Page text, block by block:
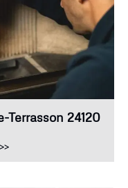
Terrasson 24120